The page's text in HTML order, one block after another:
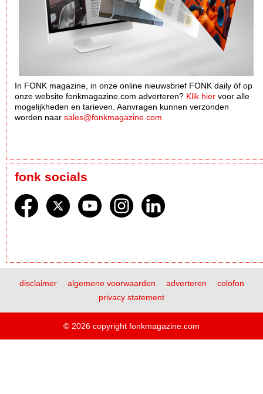
In FONK magazine, in onze online nieuwsbrief FONK daily óf op
onze website fonkmagazine.com adverteren? Klik hier voor alle
mogelijkheden en tarieven. Aanvragen kunnen verzonden
worden naar sales@fonkmagazine.com
fonk socials
disclaimer algemene voorwaarden adverteren
colofon
privacy statement
© 2026 copyright fonkmagazine.com